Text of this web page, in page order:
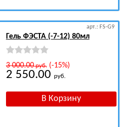
арт.: FS-G9
Гель ФЭСТА (-7-12) 80мл
3 000.00руб.(-15%)
2 550.00 руб.